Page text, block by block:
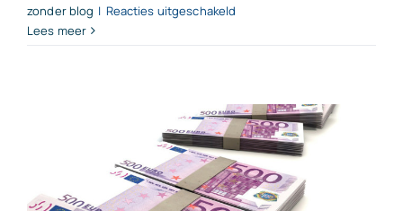
zonder blog | Reacties uitgeschakeld
voor
MKB
Lees meer